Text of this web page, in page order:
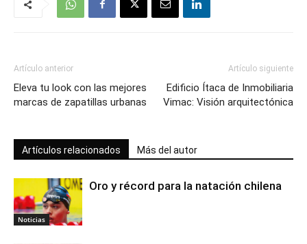
Artículo anterior
Eleva tu look con las mejores
marcas de zapatillas urbanas
Artículo siguiente
Edificio Ítaca de Inmobiliaria
Vimac: Visión arquitectónica
Artículos relacionados Más del autor
Noticias
Oro y récord para la natación chilena